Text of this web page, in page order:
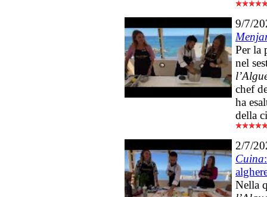
9/7/
Per la
nel
chef
ha
della
2/7/
Cuina
Nella